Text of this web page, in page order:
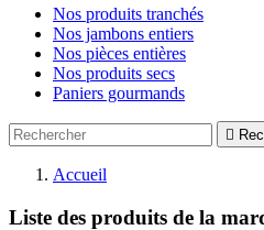
Nos produits tranchés
Nos jambons entiers
Nos pièces entières
Nos produits secs
Paniers gourmands

Accueil
Liste des produits de la